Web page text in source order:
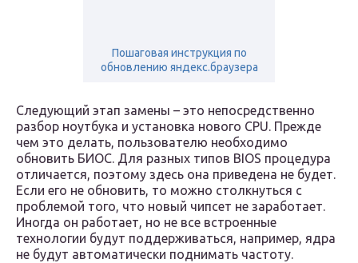
Пошаговая инструкция по
обновлению яндекс.браузера
Следующий этап замены – это непосредственно
разбор ноутбука и установка нового CPU. Прежде
чем это делать, пользователю необходимо
обновить БИОС. Для разных типов BIOS процедура
отличается, поэтому здесь она приведена не будет.
Если его не обновить, то можно столкнуться с
проблемой того, что новый чипсет не заработает.
Иногда он работает, но не все встроенные
технологии будут поддерживаться, например, ядра
не будут автоматически поднимать частоту.